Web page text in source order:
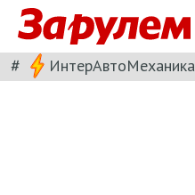
# ИнтерАвтоМеханика